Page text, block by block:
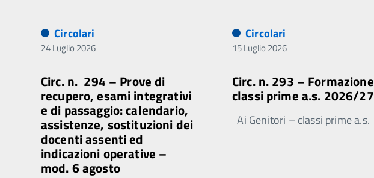
Circolari
24 Luglio 2026
Circ. n. 294 – Prove di
recupero, esami integrativi
e di passaggio: calendario,
assistenze, sostituzioni dei
docenti assenti ed
indicazioni operative –
mod. 6 agosto
Circolari
15 Luglio 2026
Circ. n. 293 – Formazione
classi prime a.s. 2026/27
Ai Genitori – classi prime a.s.